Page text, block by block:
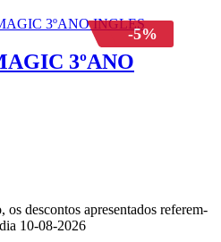
-5%
3ºANO
descontos apresentados referem-
10-08-2026